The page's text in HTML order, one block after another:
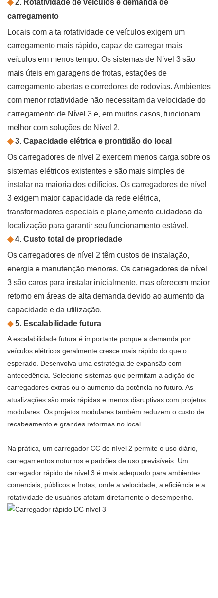
◆2. Rotatividade de veículos e demanda de
carregamento
Locais com alta rotatividade de veículos exigem um
carregamento mais rápido, capaz de carregar mais
veículos em menos tempo. Os sistemas de Nível 3 são
mais úteis em garagens de frotas, estações de
carregamento abertas e corredores de rodovias. Ambientes
com menor rotatividade não necessitam da velocidade do
carregamento de Nível 3 e, em muitos casos, funcionam
melhor com soluções de Nível 2.
◆3. Capacidade elétrica e prontidão do local
Os carregadores de nível 2 exercem menos carga sobre os
sistemas elétricos existentes e são mais simples de
instalar na maioria dos edifícios. Os carregadores de nível
3 exigem maior capacidade da rede elétrica,
transformadores especiais e planejamento cuidadoso da
localização para garantir seu funcionamento estável.
◆4. Custo total de propriedade
Os carregadores de nível 2 têm custos de instalação,
energia e manutenção menores. Os carregadores de nível
3 são caros para instalar inicialmente, mas oferecem maior
retorno em áreas de alta demanda devido ao aumento da
capacidade e da utilização.
◆5. Escalabilidade futura
A escalabilidade futura é importante porque a demanda por
veículos elétricos geralmente cresce mais rápido do que o
esperado. Desenvolva uma estratégia de expansão com
antecedência. Selecione sistemas que permitam a adição de
carregadores extras ou o aumento da potência no futuro. As
atualizações são mais rápidas e menos disruptivas com projetos
modulares. Os projetos modulares também reduzem o custo de
recabeamento e grandes reformas no local.
Na prática, um carregador CC de nível 2 permite o uso diário,
carregamentos noturnos e padrões de uso previsíveis. Um
carregador rápido de nível 3 é mais adequado para ambientes
comerciais, públicos e frotas, onde a velocidade, a eficiência e a
rotatividade de usuários afetam diretamente o desempenho.